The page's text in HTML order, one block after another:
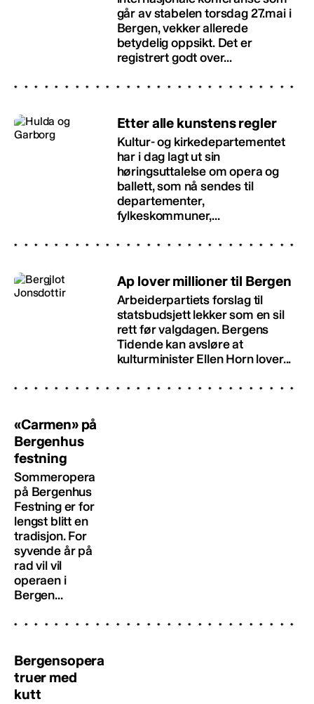
går av stabelen torsdag 27.mai i
Bergen, vekker allerede
betydelig oppsikt. Det er
registrert godt over...
Etter alle kunstens regler
Kultur- og kirkedepartementet
har i dag lagt ut sin
høringsuttalelse om opera og
ballett, som nå sendes til
departementer,
fylkeskommuner,...
Ap lover millioner til Bergen
Arbeiderpartiets forslag til
statsbudsjett lekker som en sil
rett før valgdagen. Bergens
Tidende kan avsløre at
kulturminister Ellen Horn lover...
«Carmen» på
Bergenhus
festning
Sommeropera
på Bergenhus
Festning er for
lengst blitt en
tradisjon. For
syvende år på
rad vil vil
operaen i
Bergen...
Bergensopera
truer med
kutt